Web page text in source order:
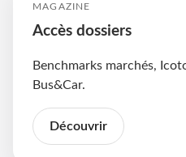
MAGAZINE
Accès dossiers
Benchmarks marchés,
Bus&Car.
Découvrir